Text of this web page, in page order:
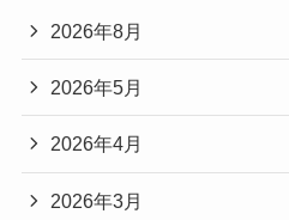
2026年8月
2026年5月
2026年4月
2026年3月